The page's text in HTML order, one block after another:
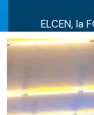
ELCEN, la
printr-